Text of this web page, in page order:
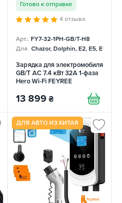
Mercedes
Готово к отправке
4 отзыва
Арт.: FY7-32-1PH-GB/T-H8
Для Chazor, Dolphin, E2, E5, E9,
Зарядка для электромобиля
GB/T AC 7.4 кВт 32А 1-фаза
Hero Wi-Fi FEYREE
13 899 ₴
ДЛЯ АВТО ИЗ КИТАЯ